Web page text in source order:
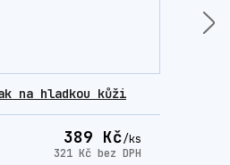
na hladkou kůži
389 Kč/ks
321 Kč bez DPH